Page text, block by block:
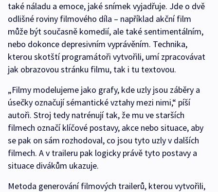
také náladu a emoce, jaké snímek vyjadřuje. Jde o dvě
odlišné roviny filmového díla –⁠ například akční film
může být současně komedií, ale také sentimentálním,
nebo dokonce depresivním vyprávěním. Technika,
kterou skotští programátoři vytvořili, umí zpracovávat
jak obrazovou stránku filmu, tak i tu textovou.
„Filmy modelujeme jako grafy, kde uzly jsou záběry a
úsečky označují sémantické vztahy mezi nimi,“ píší
autoři. Stroj tedy natrénují tak, že mu ve starších
filmech označí klíčové postavy, akce nebo situace, aby
se pak on sám rozhodoval, co jsou tyto uzly v dalších
filmech. A v traileru pak logicky právě tyto postavy a
situace divákům ukazuje.
Metoda generování filmových trailerů, kterou vytvořili,